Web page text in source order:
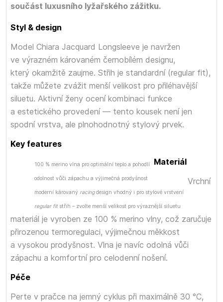
součást luxusního lyžařského zážitku.
Styl & design
Model Chiara Jacquard Longsleeve je navržen
ve výrazném károvaném černobílém designu,
který okamžitě zaujme. Střih je standardní (regular fit),
takže můžete zvážit menší velikost pro přiléhavější
siluetu. Aktivní ženy ocení kombinaci funkce
a estetického provedení — tento kousek není jen
spodní vrstva, ale plnohodnotný stylový prvek.
Key features
100 % merino vlna pro optimální teplo a pohodlí
odolnost vůči zápachu a výjimečná prodyšnost
moderní károvaný racingdesign vhodný i pro stylové vrstvení
regular fit střih – zvolte menší velikost pro výraznější siluetu
Materiál
Vrchní
materiál je vyroben ze 100 % merino vlny, což zaručuje
přirozenou termoregulaci, výjimečnou měkkost
a vysokou prodyšnost. Vlna je navíc odolná vůči
zápachu a komfortní pro celodenní nošení.
Péče
Perte v pračce na jemný cyklus při maximálně 30 °C,